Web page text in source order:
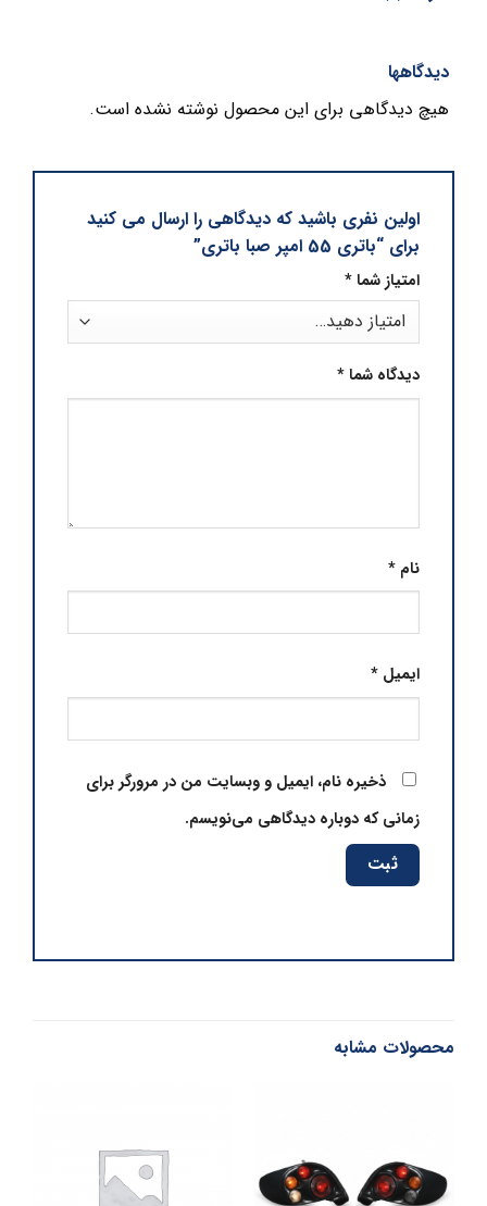
دیدگاهها
هیچ دیدگاهی برای این محصول نوشته نشده است.
اولین نفری باشید که دیدگاهی را ارسال می کنید
برای “باتری 55 امپر صبا باتری”
امتیاز شما*
دیدگاه شما*
نام*
ایمیل*
ذخیره نام، ایمیل و وبسایت من در مرورگر برای
زمانی که دوباره دیدگاهی می‌نویسم.
محصولات مشابه